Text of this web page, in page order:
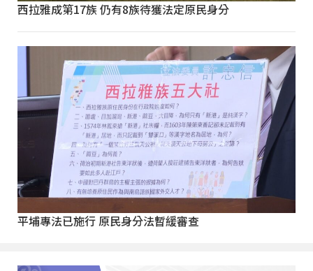
西拉雅成第17族 仍有8族待獲法定原民身分
平埔專法已施行 原民身分法暫緩審查